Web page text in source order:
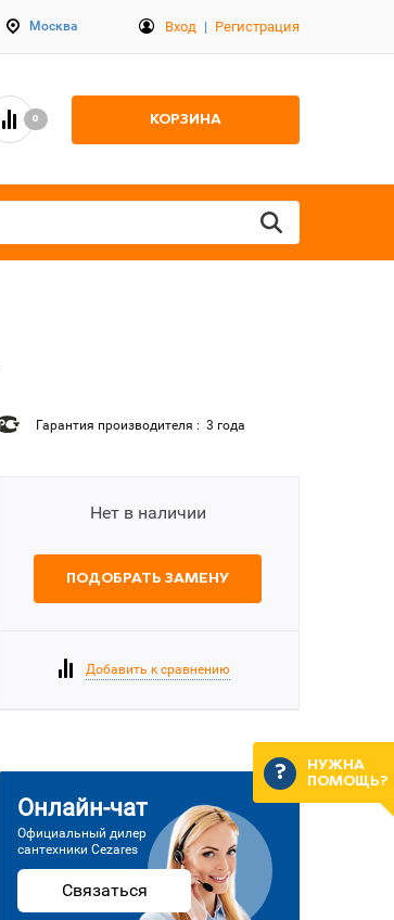
Москва Вход | Регистрация
0 КОРЗИНА
Гарантия производителя : 3 года
Нет в наличии
ПОДОБРАТЬ ЗАМЕНУ
Добавить к сравнению
Онлайн-чат
Официальный дилер
сантехники Cezares
Связаться
НУЖНА
ПОМОЩЬ?